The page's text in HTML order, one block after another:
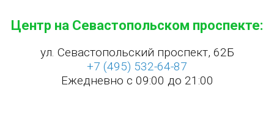
Центр на Севастопольском проспекте:
ул. Севастопольский проспект, 62Б
+7 (495) 532-64-87
Ежедневно с 09:00 до 21:00